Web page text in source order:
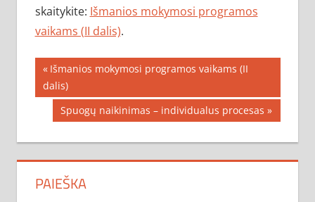
skaitykite: Išmanios mokymosi programos
vaikams (II dalis).
Navigacija
tarp
įrašų
Previous
Post:
Išmanios mokymosi programos vaikams (II
dalis)
Next
Post:
Spuogų naikinimas – individualus procesas
PAIEŠKA